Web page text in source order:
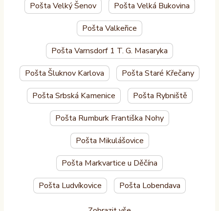
Pošta Velký Šenov Pošta Velká Bukovina
Pošta Valkeřice
Pošta Varnsdorf 1 T. G. Masaryka
Pošta Šluknov Karlova Pošta Staré Křečany
Pošta Srbská Kamenice Pošta Rybniště
Pošta Rumburk Františka Nohy
Pošta Mikulášovice
Pošta Markvartice u Děčína
Pošta Ludvíkovice Pošta Lobendava